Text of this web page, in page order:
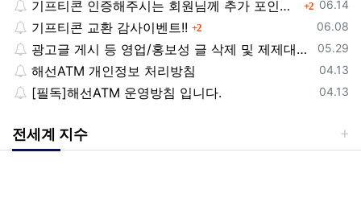
등록일
06.14
기프티콘 인증해주시는 회원님께 추가 포인트 쏩니다!! 2댓글
등록일
06.08
기프티콘 교환 감사이벤트!! 2댓글
등록일
05.29
광고글 게시 등 영업/홍보성 글 삭제 및 제제대상입니다.
등록일
04.13
해선ATM 개인정보 처리방침
등록일
04.13
[필독]해선ATM 운영방침 입니다.
전세계 지수